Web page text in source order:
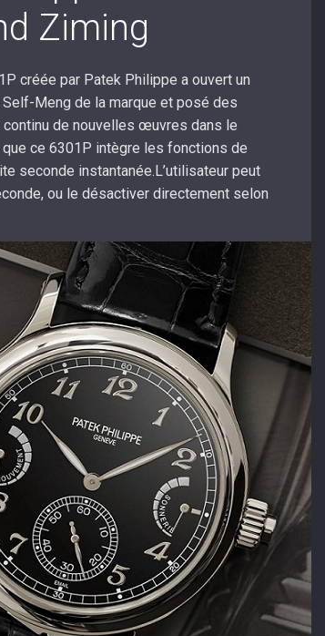
Ziming
créée par Patek Philippe a ouvert un
Meng de la marque et posé des
de nouvelles œuvres dans le
ce 6301P intègre les fonctions de
seconde instantanée.L’utilisateur peut
ou le désactiver directement selon